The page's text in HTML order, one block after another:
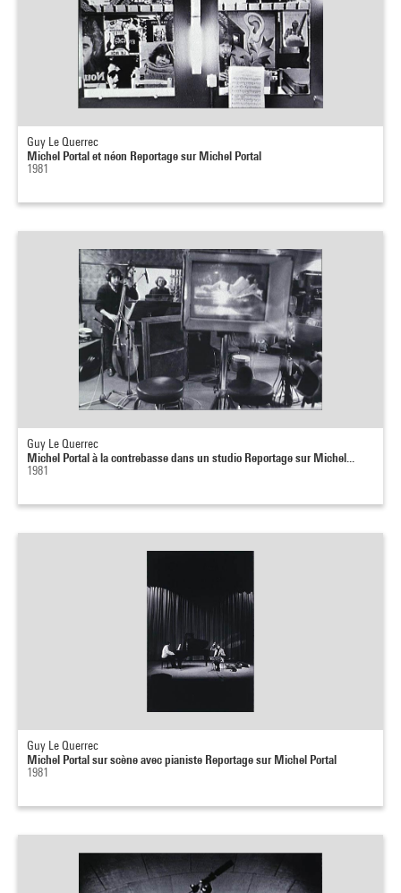
Guy Le Querrec
Michel Portal et néon Reportage sur Michel Portal
1981
Guy Le Querrec
Michel Portal à la contrebasse dans un studio Reportage sur Michel...
1981
Guy Le Querrec
Michel Portal sur scène avec pianiste Reportage sur Michel Portal
1981